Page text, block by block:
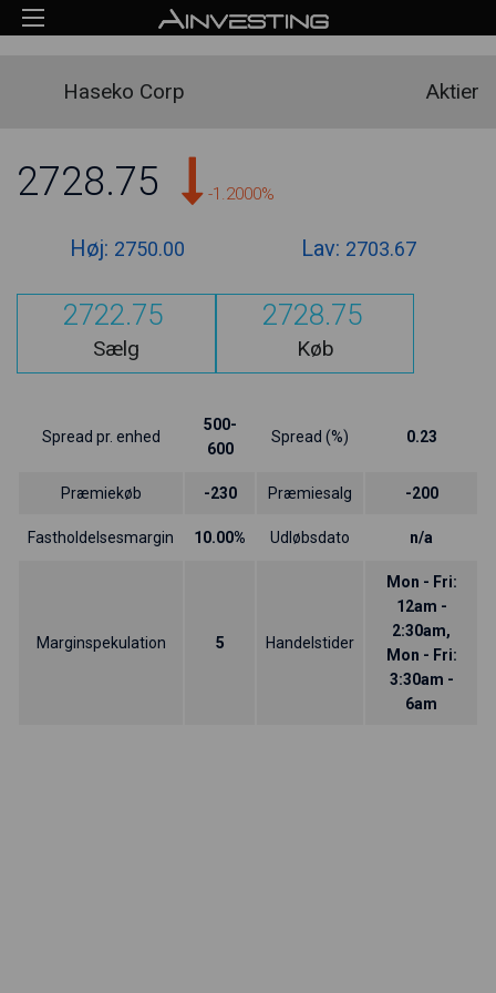
Haseko Corp Aktier
2728.75 -1.2000%
Høj: 2750.00 Lav: 2703.67
2722.75
Sælg
2728.75
Køb
Spread pr. enhed
500-
600
Spread (%) 0.23
Præmiekøb -230 Præmiesalg -200
Fastholdelsesmargin 10.00% Udløbsdato n/a
Marginspekulation 5 Handelstider
Mon - Fri:
12am -
2:30am,
Mon - Fri:
3:30am -
6am